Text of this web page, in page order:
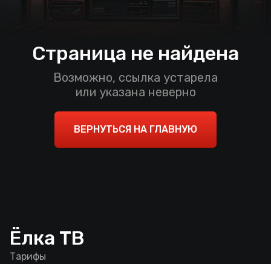
Страница не найдена
Возможно, ссылка устарела
или указана неверно
ВЕРНУТЬСЯ НА ГЛАВНУЮ
Ёлка ТВ
Тарифы